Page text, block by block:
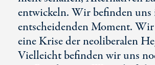
entwickeln. Wir befinden uns
entscheidenden Moment.
eine Krise der neoliberalen
Vielleicht befinden wir uns